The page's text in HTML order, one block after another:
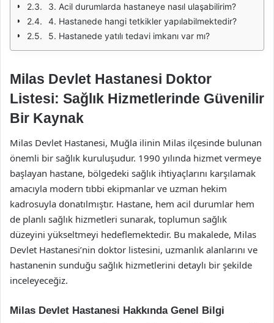
3. Acil durumlarda hastaneye nasıl ulaşabilirim?
4. Hastanede hangi tetkikler yapılabilmektedir?
5. Hastanede yatılı tedavi imkanı var mı?
Milas Devlet Hastanesi Doktor
Listesi: Sağlık Hizmetlerinde Güvenilir
Bir Kaynak
Milas Devlet Hastanesi, Muğla ilinin Milas ilçesinde bulunan
önemli bir sağlık kuruluşudur. 1990 yılında hizmet vermeye
başlayan hastane, bölgedeki sağlık ihtiyaçlarını karşılamak
amacıyla modern tıbbi ekipmanlar ve uzman hekim
kadrosuyla donatılmıştır. Hastane, hem acil durumlar hem
de planlı sağlık hizmetleri sunarak, toplumun sağlık
düzeyini yükseltmeyi hedeflemektedir. Bu makalede, Milas
Devlet Hastanesi’nin doktor listesini, uzmanlık alanlarını ve
hastanenin sunduğu sağlık hizmetlerini detaylı bir şekilde
inceleyeceğiz.
Milas Devlet Hastanesi Hakkında Genel Bilgi